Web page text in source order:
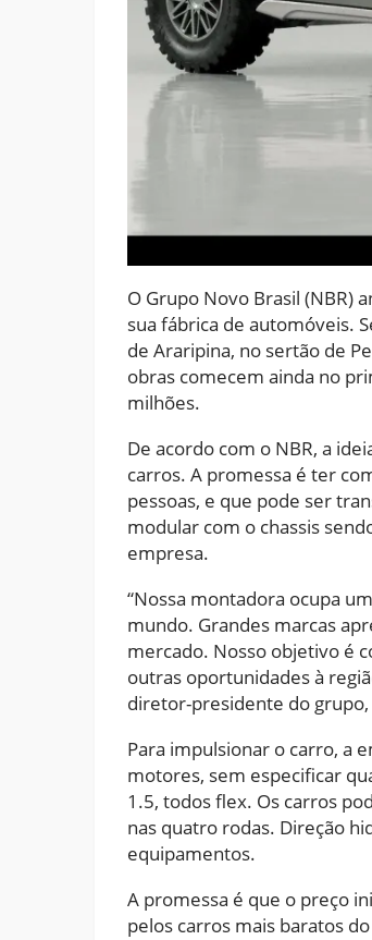
O Grupo Novo Brasil (NBR)
sua fábrica de automóveis.
de Araripina, no sertão de
obras comecem ainda no
milhões.
De acordo com o NBR, a
carros. A promessa é ter
pessoas, e que pode ser
modular com o chassis
empresa.
“Nossa montadora ocupa
mundo. Grandes marcas
mercado. Nosso objetivo é
outras oportunidades à
diretor-presidente do grupo,
Para impulsionar o carro, a
motores, sem especificar
1.5, todos flex. Os carros
nas quatro rodas. Direção
equipamentos.
A promessa é que o preço
pelos carros mais baratos